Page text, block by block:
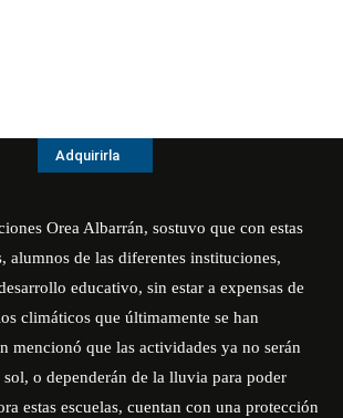
Adquirirla
Orea Albarrán, sostuvo que con estas
alumnos de las diferentes instituciones,
educativo, sin estar a expensas de
climáticos que últimamente se han
mencionó que las actividades ya no serán
o dependerán de la lluvia para poder
estas escuelas, cuentan con una protección